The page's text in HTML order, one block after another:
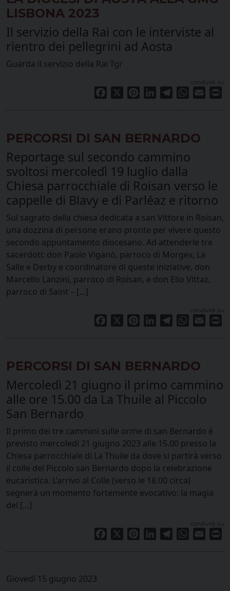
LISBONA 2023
Il servizio della Rai con le interviste al
rientro dei pellegrini ad Aosta
Guarda il servizio della Rai Tgr
condividi su
Facebook PinterestLinkedInTelegramWhatsApp
Email
PERCORSI DI SAN BERNARDO
Reportage sul secondo cammino
svoltosi mercoledì 19 luglio dalla
Chiesa parrocchiale di Roisan verso le
cappelle di Blavy e di Parléaz e ritorno
Sul sagrato della chiesa dedicata a san Vittore in Roisan,
una dozzina di persone erano pronte per vivere questo
secondo appuntamento diocesano. Ad attenderle tre
sacerdoti: don Paolo Viganò, parroco di Morgex, La
Salle e Derby e coordinatore di queste iniziative, don
Marcello Lanzini, parroco di Roisan, e don Elio Vittaz,
parroco di Saint – […]
condividi su
Facebook PinterestLinkedInTelegramWhatsApp
Email
PERCORSI DI SAN BERNARDO
Mercoledì 21 giugno il primo cammino
alle ore 15.00 da La Thuile al Piccolo
San Bernardo
Il primo dei tre cammini sulle orme di san Bernardo è
previsto mercoledì 21 giugno 2023 alle 15.00 presso la
Chiesa parrocchiale di La Thuile da dove si partirà verso
il colle del Piccolo san Bernardo dopo la celebrazione
eucaristica. L’arrivo al Colle (verso le 18.00 circa)
segnerà un momento fortemente evocativo: la magia
del […]
condividi su
Facebook PinterestLinkedInTelegramWhatsApp
Email
Giovedì 15 giugno 2023